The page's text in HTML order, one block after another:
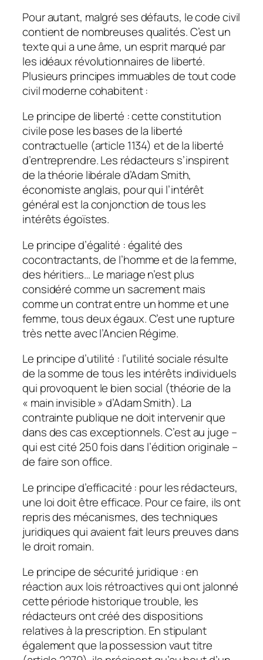
Pour autant, malgré ses défauts, le code civil
contient de nombreuses qualités. C’est un
texte qui a une âme, un esprit marqué par
les idéaux révolutionnaires de liberté.
Plusieurs principes immuables de tout code
civil moderne cohabitent :
Le principe de liberté : cette constitution
civile pose les bases de la liberté
contractuelle (article 1134) et de la liberté
d’entreprendre. Les rédacteurs s’inspirent
de la théorie libérale d’Adam Smith,
économiste anglais, pour qui l’intérêt
général est la conjonction de tous les
intérêts égoïstes.
Le principe d’égalité : égalité des
cocontractants, de l’homme et de la femme,
des héritiers… Le mariage n’est plus
considéré comme un sacrement mais
comme un contrat entre un homme et une
femme, tous deux égaux. C’est une rupture
très nette avec l’Ancien Régime.
Le principe d’utilité : l’utilité sociale résulte
de la somme de tous les intérêts individuels
qui provoquent le bien social (théorie de la
« main invisible » d’Adam Smith). La
contrainte publique ne doit intervenir que
dans des cas exceptionnels. C’est au juge –
qui est cité 250 fois dans l’édition originale –
de faire son office.
Le principe d’efficacité : pour les rédacteurs,
une loi doit être efficace. Pour ce faire, ils ont
repris des mécanismes, des techniques
juridiques qui avaient fait leurs preuves dans
le droit romain.
Le principe de sécurité juridique : en
réaction aux lois rétroactives qui ont jalonné
cette période historique trouble, les
rédacteurs ont créé des dispositions
relatives à la prescription. En stipulant
également que la possession vaut titre